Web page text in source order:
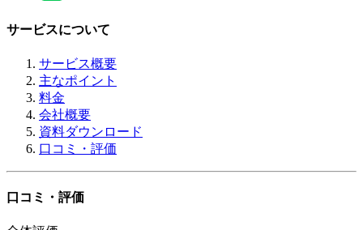
サービスについて
サービス概要
主なポイント
料金
会社概要
資料ダウンロード
口コミ・評価
口コミ・評価